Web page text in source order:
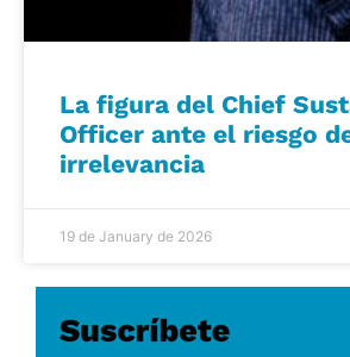
La figura del Chief
Officer ante el riesgo
irrelevancia
19 de January de 2026